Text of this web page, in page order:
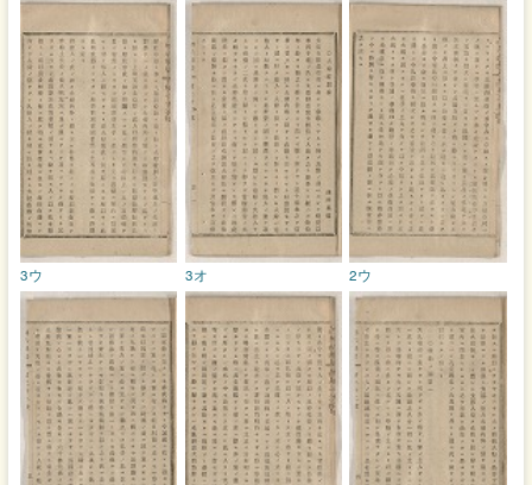
2ウ
3オ
3ウ